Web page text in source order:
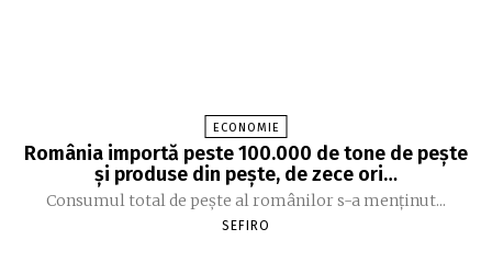
ECONOMIE
România importă peste 100.000 de tone de peşte
şi produse din peşte, de zece ori…
Consumul total de peşte al ro­mâ­nilor s-a menţinut...
SEFIRO